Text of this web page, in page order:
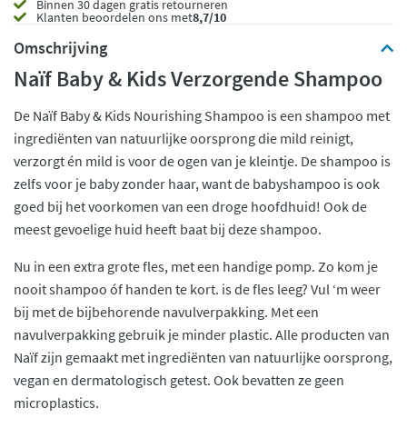
Binnen 30 dagen gratis retourneren
Klanten beoordelen ons met8,7/10
Omschrijving
Naïf Baby & Kids Verzorgende Shampoo
De Naïf Baby & Kids Nourishing Shampoo is een shampoo met
ingrediënten van natuurlijke oorsprong die mild reinigt,
verzorgt én mild is voor de ogen van je kleintje. De shampoo is
zelfs voor je baby zonder haar, want de babyshampoo is ook
goed bij het voorkomen van een droge hoofdhuid! Ook de
meest gevoelige huid heeft baat bij deze shampoo.
Nu in een extra grote fles, met een handige pomp. Zo kom je
nooit shampoo óf handen te kort. is de fles leeg? Vul ‘m weer
bij met de bijbehorende navulverpakking. Met een
navulverpakking gebruik je minder plastic. Alle producten van
Naïf zijn gemaakt met ingrediënten van natuurlijke oorsprong,
vegan en dermatologisch getest. Ook bevatten ze geen
microplastics.